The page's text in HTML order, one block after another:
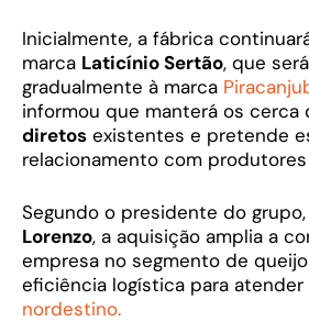
Inicialmente, a fábrica
marca Laticínio Sertão, que
gradualmente à marca
informou que manterá os cerca
diretos existentes e pretende
relacionamento com
Segundo o presidente do grupo,
Lorenzo, a aquisição amplia a
empresa no segmento de
eficiência logística para
nordestino.